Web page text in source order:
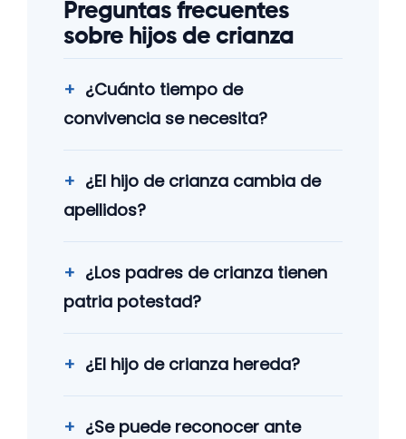
Preguntas frecuentes
sobre hijos de crianza
¿Cuánto tiempo de
convivencia se necesita?
¿El hijo de crianza cambia de
apellidos?
¿Los padres de crianza tienen
patria potestad?
¿El hijo de crianza hereda?
¿Se puede reconocer ante